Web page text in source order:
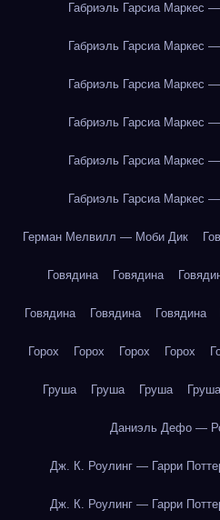
Габриэль Гарсиа Маркес
Габриэль Гарсиа Маркес
Габриэль Гарсиа Маркес
Габриэль Гарсиа Маркес
Габриэль Гарсиа Маркес
Габриэль Гарсиа Маркес
Герман Мелвилл — Моби Дик
Говядина Говядина
Говядина Говядина Говядина
Горох Горох Горох Горох
Груша Груша Груша Груша
Даниэль Дефо —
Дж. К. Роулинг — Гарри
Дж. К. Роулинг — Гарри